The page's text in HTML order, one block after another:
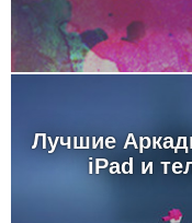
Лучшие
iPad и